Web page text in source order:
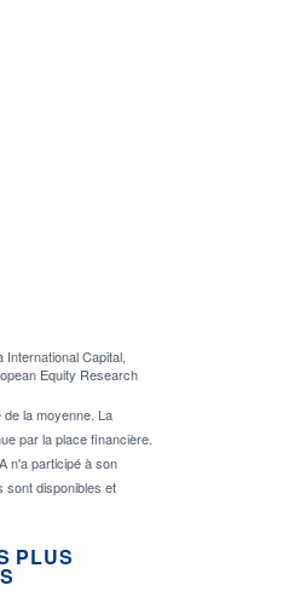
Capital,
Equity Research
la moyenne. La
par la place financière.
n'a participé à son
sont disponibles et
PLUS